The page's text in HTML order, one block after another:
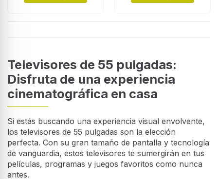
Televisores de 55 pulgadas:
Disfruta de una experiencia
cinematográfica en casa
Si estás buscando una experiencia visual envolvente,
los televisores de 55 pulgadas son la elección
perfecta. Con su gran tamaño de pantalla y tecnología
de vanguardia, estos televisores te sumergirán en tus
películas, programas y juegos favoritos como nunca
antes.